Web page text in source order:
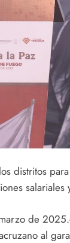
distritos
salariales
de
al